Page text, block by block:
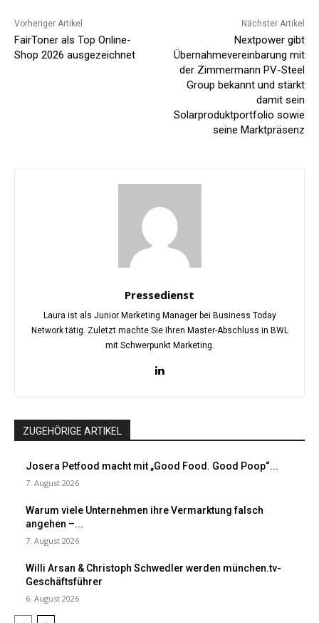
Vorheriger Artikel
FairToner als Top Online-
Shop 2026 ausgezeichnet
Nächster Artikel
Nextpower gibt
Übernahmevereinbarung mit
der Zimmermann PV-Steel
Group bekannt und stärkt
damit sein
Solarproduktportfolio sowie
seine Marktpräsenz
Pressedienst
Laura ist als Junior Marketing Manager bei Business Today
Network tätig. Zuletzt machte Sie Ihren Master-Abschluss in BWL
mit Schwerpunkt Marketing.
ZUGEHÖRIGE ARTIKEL
Josera Petfood macht mit „Good Food. Good Poop“...
7. August 2026
Warum viele Unternehmen ihre Vermarktung falsch
angehen –...
7. August 2026
Willi Arsan & Christoph Schwedler werden münchen.tv-
Geschäftsführer
6. August 2026